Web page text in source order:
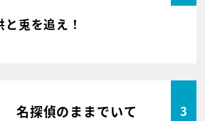
兎を追え！
名探偵のままでいて 3